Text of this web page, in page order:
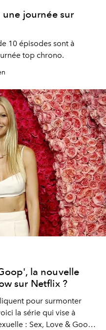
une journée sur
10 épisodes sont à
top chrono.
la nouvelle
sur Netflix ?
pour surmonter
la série qui vise à
: Sex, Love & Goop